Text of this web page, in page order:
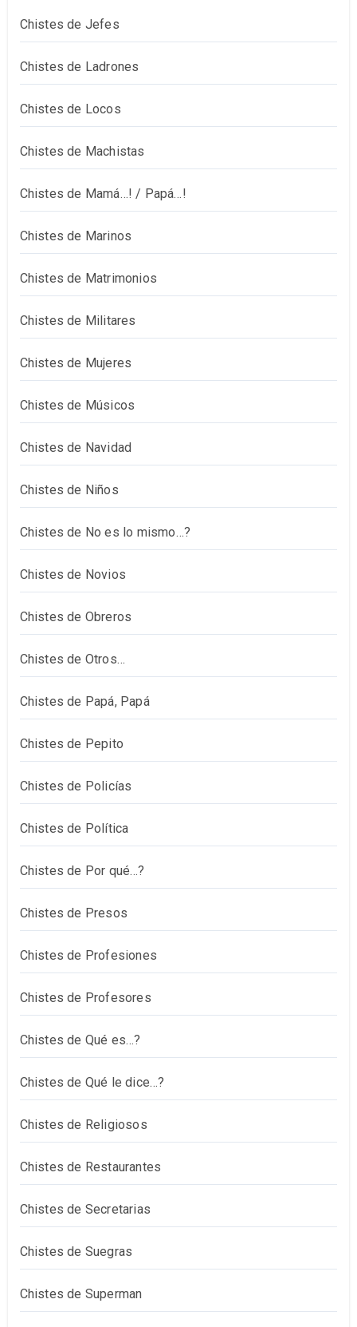
Chistes de Jefes
Chistes de Ladrones
Chistes de Locos
Chistes de Machistas
Chistes de Mamá…! / Papá…!
Chistes de Marinos
Chistes de Matrimonios
Chistes de Militares
Chistes de Mujeres
Chistes de Músicos
Chistes de Navidad
Chistes de Niños
Chistes de No es lo mismo…?
Chistes de Novios
Chistes de Obreros
Chistes de Otros…
Chistes de Papá, Papá
Chistes de Pepito
Chistes de Policías
Chistes de Política
Chistes de Por qué…?
Chistes de Presos
Chistes de Profesiones
Chistes de Profesores
Chistes de Qué es…?
Chistes de Qué le dice…?
Chistes de Religiosos
Chistes de Restaurantes
Chistes de Secretarias
Chistes de Suegras
Chistes de Superman